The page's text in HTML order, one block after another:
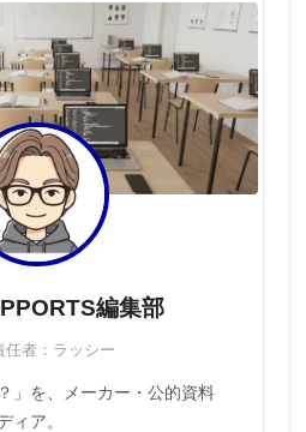
編集部
任者：ラッシー
」を、メーカー・公的資料
ィア。